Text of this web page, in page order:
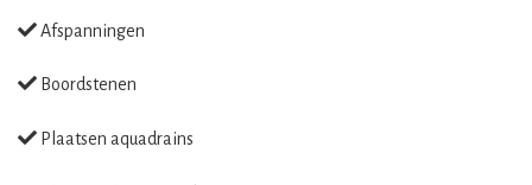
Afspanningen
Boordstenen
Plaatsen aquadrains